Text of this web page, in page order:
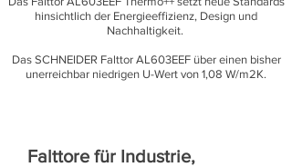
hinsichtlich der Energieeffizienz, Design und
Nachhaltigkeit.
Das SCHNEIDER Falttor AL603EEF über einen bisher
unerreichbar niedrigen U-Wert von 1,08 W/m2K.
Falttore für Industrie,